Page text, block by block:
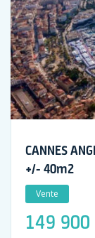
CANNES
+/- 40m2
Vente
149 900